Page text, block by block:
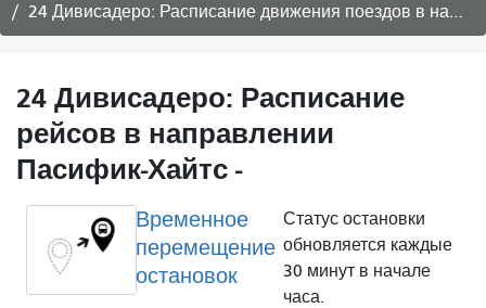
24 Дивисадеро: Расписание движения поездов в направлении Пасифик-Хайтс — рейсы в будние дни
24 Дивисадеро: Расписание
рейсов в направлении
Пасифик-Хайтс -
Временное
перемещение
остановок
Статус остановки
обновляется каждые
30 минут в начале
часа.